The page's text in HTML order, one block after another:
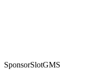
SponsorSlotGMS